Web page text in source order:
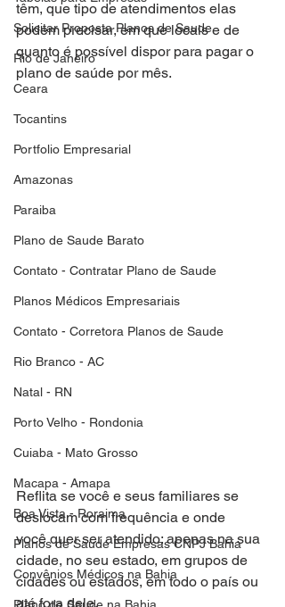
Solicitar Proposta Planos de Saude
Rio de Janeiro
Ceara
Tocantins
Portfolio Empresarial
Amazonas
Paraiba
Plano de Saude Barato
Contato - Contratar Plano de Saude
Planos Médicos Empresariais
Contato - Corretora Planos de Saude
Rio Branco - AC
Natal - RN
Porto Velho - Rondonia
Cuiaba - Mato Grosso
Macapa - Amapa
Boa Vista - Roraima
Planos de Saude Empresas CNPJ Bahia
Convênios Médicos na Bahia
têm, que tipo de atendimentos elas
podem precisar, em que locais e de
quanto é possível dispor para pagar o
plano de saúde por mês.
Reflita se você e seus familiares se
deslocam com frequência e onde
você quer ser atendido: apenas na sua
cidade, no seu estado, em grupos de
cidades ou estados, em todo o país ou
até fora dele.